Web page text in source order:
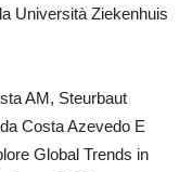
Università Ziekenhuis
AM, Steurbaut
Costa Azevedo E
Global Trends in